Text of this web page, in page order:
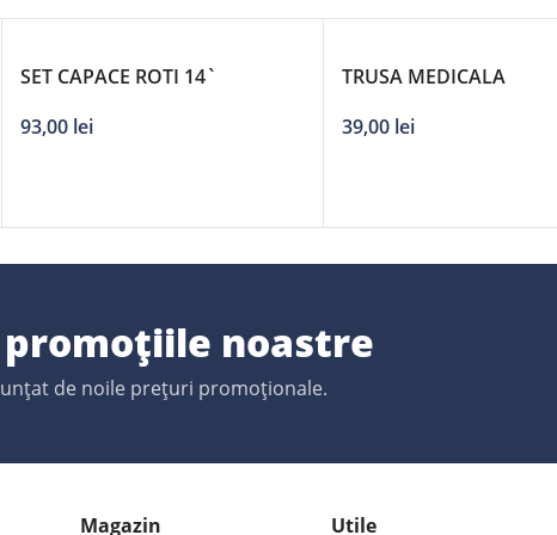
SET CAPACE ROTI 14`
93,00 lei
TRUSA MEDICALA
39,00 lei
promoțiile noastre
de noile prețuri promoționale.
Magazin Utile